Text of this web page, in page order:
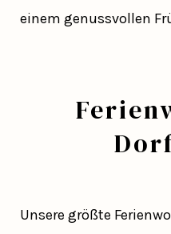
einem genussvollen
Unsere größte